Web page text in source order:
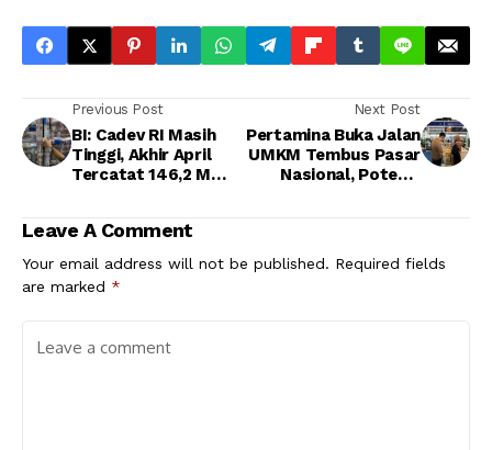
Previous Post
BI: Cadev RI Masih
Tinggi, Akhir April
Tercatat 146,2 M
Next Post
Pertamina Buka Jalan
UMKM Tembus Pasar
Nasional, Potensi
Leave A Comment
Your email address will not be published. Required fields
are marked *